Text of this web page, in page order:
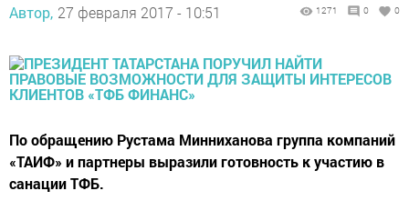
Автор, 27 февраля 2017 - 10:51 1271 0 0
По обращению Рустама Минниханова группа компаний
«ТАИФ» и партнеры выразили готовность к участию в
санации ТФБ.